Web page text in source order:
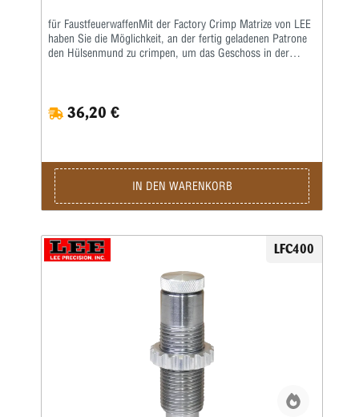
für FaustfeuerwaffenMit der Factory Crimp Matrize von LEE
haben Sie die Möglichkeit, an der fertig geladenen Patrone
den Hülsenmund zu crimpen, um das Geschoss in der
Geschoss, bzw. in die Crimprille gepresst.Der Pressdruck
kann durch Verstellen des Matrizenkörpers fein justiert
sichern.Der Crimp entspricht dem einer Fabrikpatrone.Bei
zylindrischen Faustfeuerwaffenhülsen wird der Hülsenmund
entweder über einen Tapercrimp für Pistolenpatronen oder
einen Rollcrimp bei Revolverpatronen gecrimpt.Ein
zusätzlicher Hartmetall-Kalibrierring glättet anschließend
aufgeworfenes Material.Der Geschosssitz ist deutlich fester,
als bei anderen Crimpmatrizen.Selbst bei stärksten
Magnum-Revolverladungen werden die Geschosse sicher in
36,20 €
IN DEN WARENKORB
LFC400